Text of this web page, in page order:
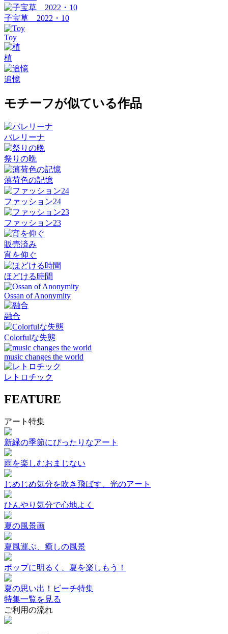
子宝草 2022・10
Toy
植
追憶
モチーフが似ている作品
バレリーナ
祭りの晩
薄荷色の記憶
ファッション24
ファッション23
販売済み
宵を仰ぐ
ほどける時間
Ossan of Anonymity
融合
Colorfulな失態
music changes the world
レトロチック
FEATURE
アート特集
新緑の季節にぴったりなアート
雨を楽しむおまじない
じめじめ気分を吹き飛ばす、光のアート
ひんやり気分で心地よく
夏の風景画
夏風運ぶ、癒しの風景
ポップに明るく、夏を楽しもう！
夏の思い出！ビーチ特集
特集一覧を見る
ご利用の流れ